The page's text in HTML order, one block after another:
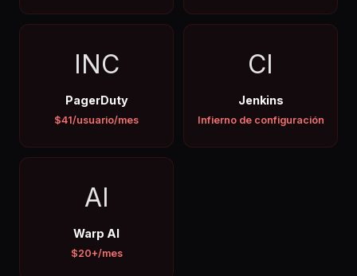
INC
PagerDuty
$41/usuario/mes
CI
Jenkins
Infierno de configuración
AI
Warp AI
$20+/mes